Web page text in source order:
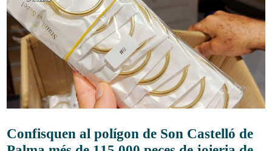
Confisquen al polígon de Son Castelló de